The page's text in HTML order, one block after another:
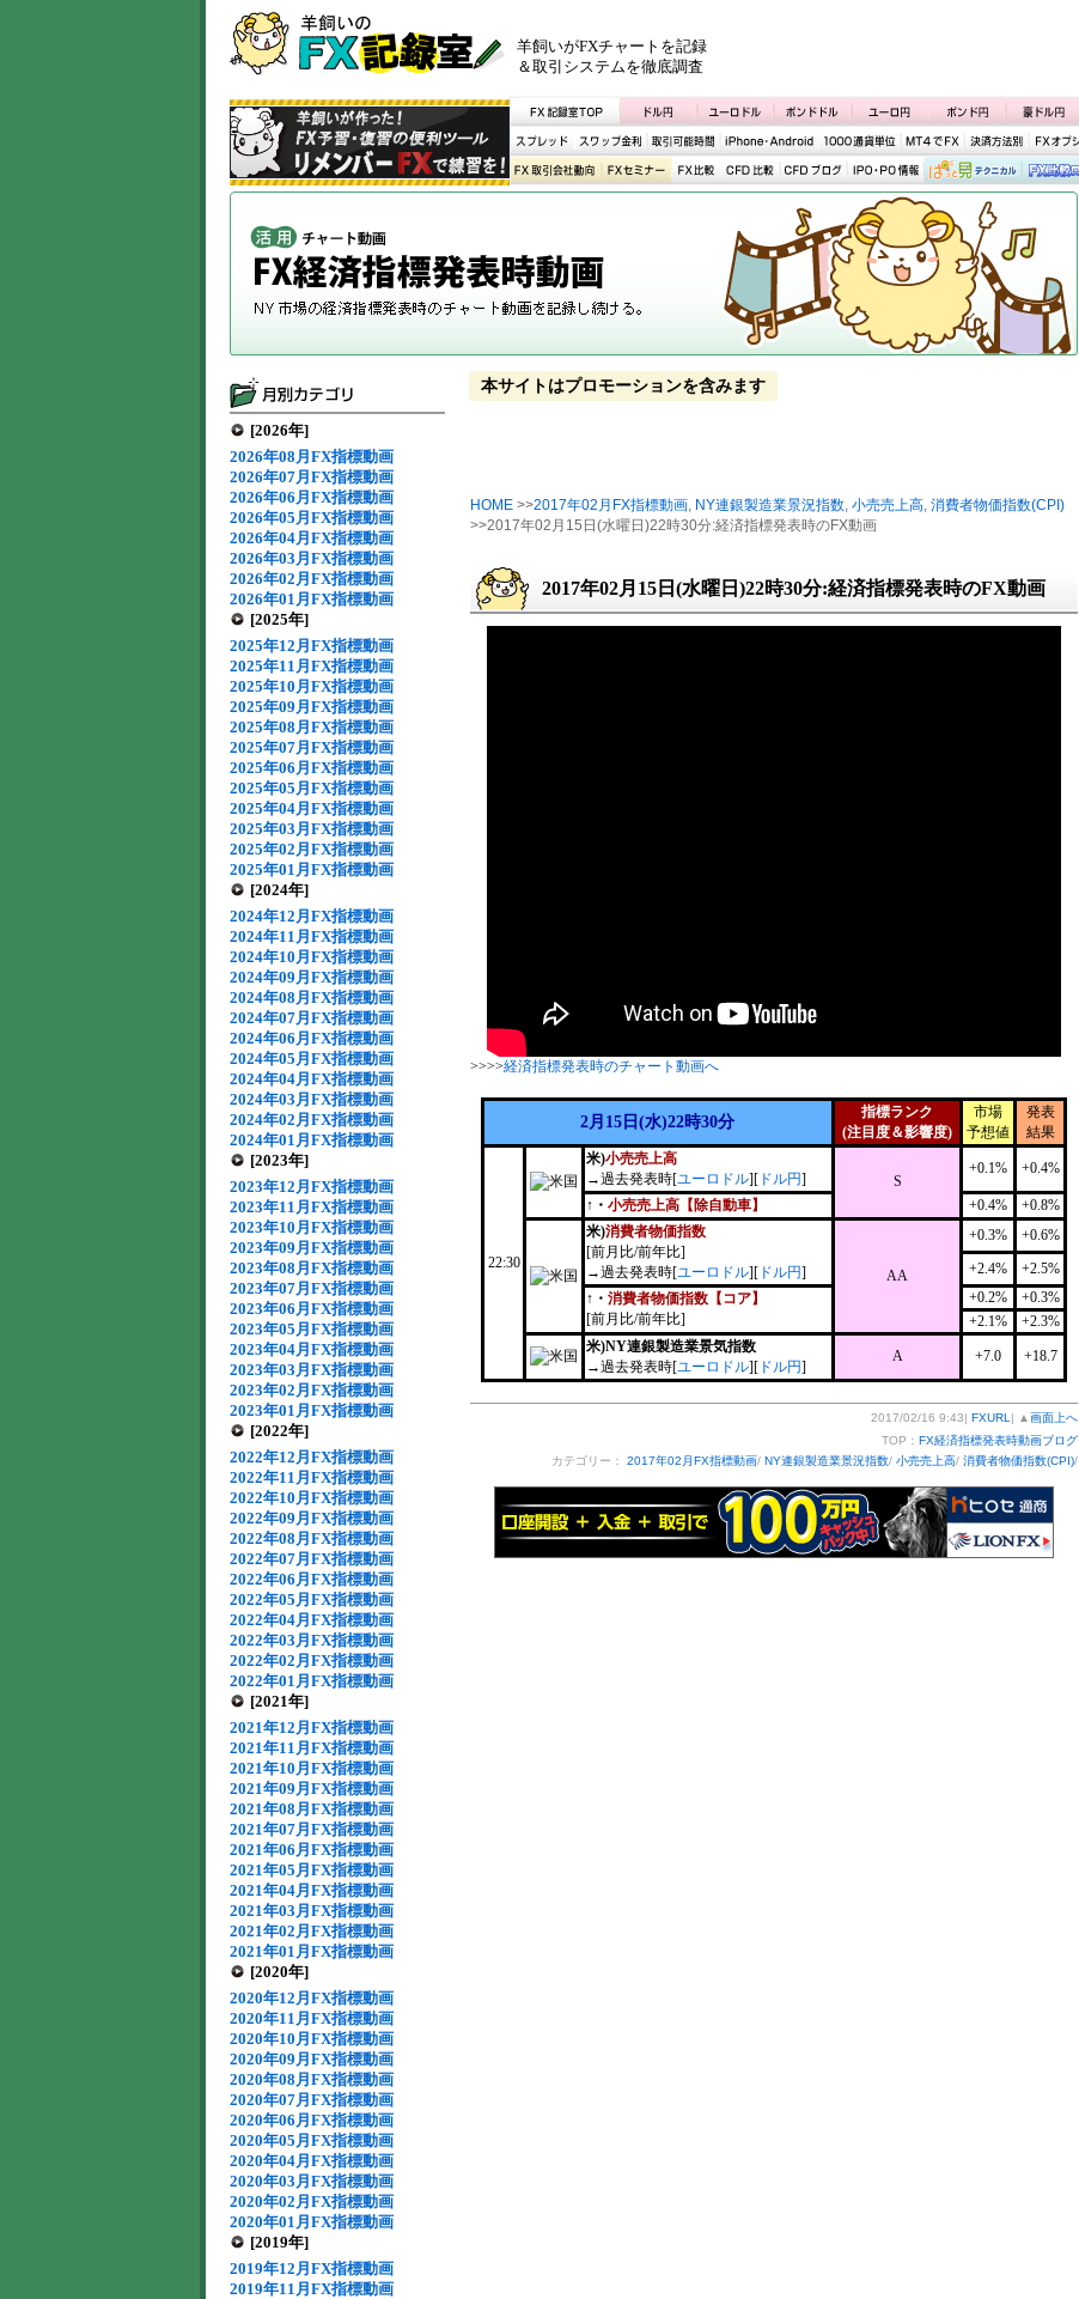
羊飼いがFXチャートを記録
＆取引システムを徹底調査
[2026年]
2026年08月FX指標動画
2026年07月FX指標動画
2026年06月FX指標動画
2026年05月FX指標動画
2026年04月FX指標動画
2026年03月FX指標動画
2026年02月FX指標動画
2026年01月FX指標動画
[2025年]
2025年12月FX指標動画
2025年11月FX指標動画
2025年10月FX指標動画
2025年09月FX指標動画
2025年08月FX指標動画
2025年07月FX指標動画
2025年06月FX指標動画
2025年05月FX指標動画
2025年04月FX指標動画
2025年03月FX指標動画
2025年02月FX指標動画
2025年01月FX指標動画
[2024年]
2024年12月FX指標動画
2024年11月FX指標動画
2024年10月FX指標動画
2024年09月FX指標動画
2024年08月FX指標動画
2024年07月FX指標動画
2024年06月FX指標動画
2024年05月FX指標動画
2024年04月FX指標動画
2024年03月FX指標動画
2024年02月FX指標動画
2024年01月FX指標動画
[2023年]
2023年12月FX指標動画
2023年11月FX指標動画
2023年10月FX指標動画
2023年09月FX指標動画
2023年08月FX指標動画
2023年07月FX指標動画
2023年06月FX指標動画
2023年05月FX指標動画
2023年04月FX指標動画
2023年03月FX指標動画
2023年02月FX指標動画
2023年01月FX指標動画
[2022年]
2022年12月FX指標動画
2022年11月FX指標動画
2022年10月FX指標動画
2022年09月FX指標動画
2022年08月FX指標動画
2022年07月FX指標動画
2022年06月FX指標動画
2022年05月FX指標動画
2022年04月FX指標動画
2022年03月FX指標動画
2022年02月FX指標動画
2022年01月FX指標動画
[2021年]
2021年12月FX指標動画
2021年11月FX指標動画
2021年10月FX指標動画
2021年09月FX指標動画
2021年08月FX指標動画
2021年07月FX指標動画
2021年06月FX指標動画
2021年05月FX指標動画
2021年04月FX指標動画
2021年03月FX指標動画
2021年02月FX指標動画
2021年01月FX指標動画
[2020年]
2020年12月FX指標動画
2020年11月FX指標動画
2020年10月FX指標動画
2020年09月FX指標動画
2020年08月FX指標動画
2020年07月FX指標動画
2020年06月FX指標動画
2020年05月FX指標動画
2020年04月FX指標動画
2020年03月FX指標動画
2020年02月FX指標動画
2020年01月FX指標動画
[2019年]
2019年12月FX指標動画
2019年11月FX指標動画
本サイトはプロモーションを含みます
HOME >>2017年02月FX指標動画, NY連銀製造業景況指数, 小売売上高, 消費者物価指数(CPI)
>>2017年02月15日(水曜日)22時30分:経済指標発表時のFX動画
2017年02月15日(水曜日)22時30分:経済指標発表時のFX動画
>>>>経済指標発表時のチャート動画へ
2月15日(水)22時30分
指標ランク
(注目度＆影響度)
市場
予想値
発表
結果
22:30
米)小売売上高
→過去発表時[ユーロドル][ ドル円] S
+0.1% +0.4%
↑・ 小売売上高【除自動車】 +0.4%
+0.8%
米)消費者物価指数
[前月比/前年比]
→過去発表時[ユーロドル][ ドル円] AA
+0.3%
+0.6%
+2.4%
+2.5%
↑・ 消費者物価指数【コア】
[前月比/前年比]
+0.2%
+0.3%
+2.1%
+2.3%
米)NY連銀製造業景気指数
→過去発表時[ユーロドル][ ドル円]
A +7.0 +18.7
2017/02/16 9:43| FXURL | ▲ 画面上へ
TOP： FX経済指標発表時動画ブログ
カテゴリー： 2017年02月FX指標動画/ NY連銀製造業景況指数/ 小売売上高/ 消費者物価指数(CPI)/